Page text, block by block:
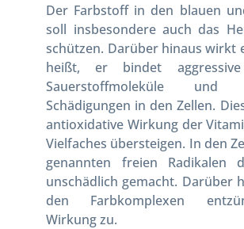
Der Farbstoff in den blauen
soll insbesondere auch das
schützen. Darüber hinaus wirkt
heißt, er bindet
Sauerstoffmoleküle
Schädigungen in den Zellen.
antioxidative Wirkung der
Vielfaches übersteigen. In den
genannten freien Radikalen
unschädlich gemacht. Darüber
den Farbkomplexen
Wirkung zu.